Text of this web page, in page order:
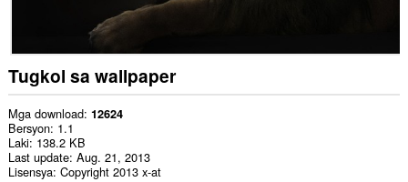
Tugkol sa wallpaper
Mga download 12624
Bersyon 1.1
Laki 138.2 KB
Last update Aug. 21, 2013
Lisensya Copyright 2013 x-at